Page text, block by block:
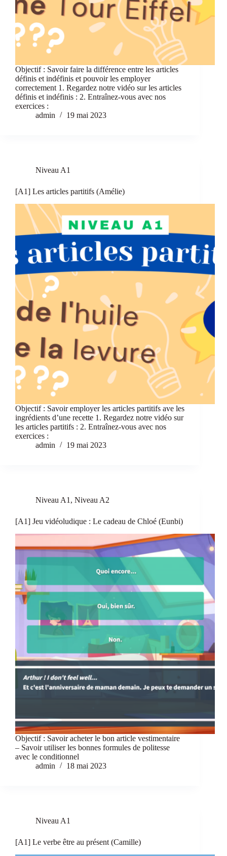
Objectif : Savoir faire la différence entre les articles
définis et indéfinis et pouvoir les employer
correctement 1. Regardez notre vidéo sur les articles
définis et indéfinis : 2. Entraînez-vous avec nos
exercices :
admin
19 mai 2023
Niveau A1
[A1] Les articles partitifs (Amélie)
Objectif : Savoir employer les articles partitifs ave les
ingrédients d’une recette 1. Regardez notre vidéo sur
les articles partitifs : 2. Entraînez-vous avec nos
exercices :
admin
19 mai 2023
Niveau A1 , Niveau A2
[A1] Jeu vidéoludique : Le cadeau de Chloé (Eunbi)
Objectif : Savoir acheter le bon article vestimentaire
– Savoir utiliser les bonnes formules de politesse
avec le conditionnel
admin
18 mai 2023
Niveau A1
[A1] Le verbe être au présent (Camille)